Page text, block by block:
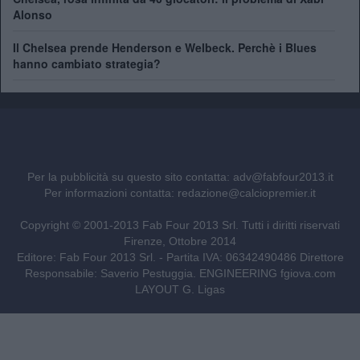
Alonso
Il Chelsea prende Henderson e Welbeck. Perchè i Blues
hanno cambiato strategia?
Per la pubblicità su questo sito contatta: adv@fabfour2013.it
Per informazioni contatta: redazione@calciopremier.it
Copyright © 2001-2013 Fab Four 2013 Srl. Tutti i diritti riservati
Firenze, Ottobre 2014
Editore: Fab Four 2013 Srl. - Partita IVA: 06342490486 Direttore
Responsabile: Saverio Pestuggia. ENGINEERING fgiova.com
LAYOUT G. Ligas